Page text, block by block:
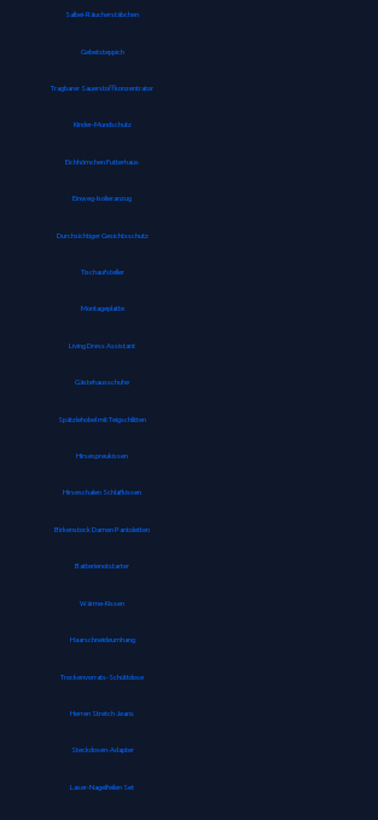
Salbei-Räucherstäbchen
Gebetsteppich
Tragbarer Sauerstoffkonzentrator
Kinder-Mundschutz
Eichhörnchen Futterhaus
Einweg-Isolieranzug
Durchsichtiger Gesichtsschutz
Tischaufsteller
Montageplatte
Living Dress Assistant
Gästehausschuhe
Spätzlehobel mit Teigschlitten
Hirsespreukissen
Hirseschalen Schlafkissen
Birkenstock Damen Pantoletten
Batterienotstarter
Wärme-Kissen
Haarschneideumhang
Trockenvorrats-Schüttdose
Herren Stretch Jeans
Steckdosen-Adapter
Laser-Nagelfeilen Set